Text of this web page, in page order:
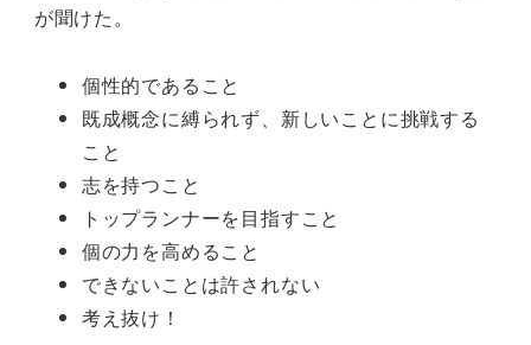
が聞けた。
個性的であること
既成概念に縛られず、新しいことに挑戦する
こと
志を持つこと
トップランナーを目指すこと
個の力を高めること
できないことは許されない
考え抜け！